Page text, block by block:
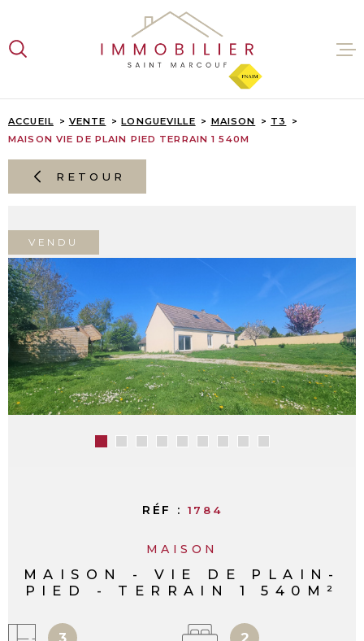
la
recherche
menu
principal
contenu
ACCUEIL VENTE LONGUEVILLE MAISON
T3
MAISON VIE DE PLAIN PIED TERRAIN 1 540M
RETOUR
VENDU
RÉF : 1784
MAISON
MAISON - VIE DE PLAIN-
PIED - TERRAIN 1 540M²